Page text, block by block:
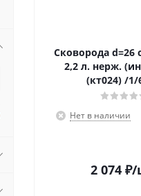
Сковорода d=26
2,2 л. нерж.
(кт024) /
Нет в наличии
2 074₽/